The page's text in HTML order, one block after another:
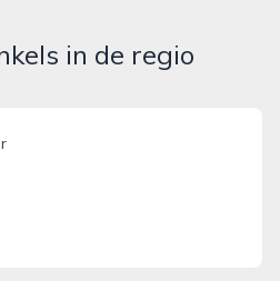
in de regio